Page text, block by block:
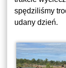
spędziliśmy
udany dzień.